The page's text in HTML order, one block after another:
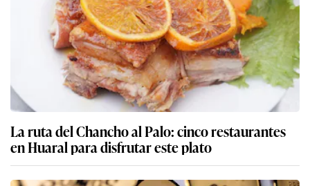
La ruta del Chancho al Palo: cinco restaurantes
en Huaral para disfrutar este plato